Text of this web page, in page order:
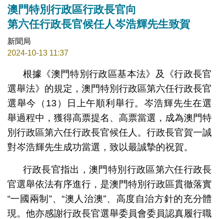
澳門特別行政區行政長官向
第六任行政長官候任人岑浩輝先生致賀
新聞局
2024-10-13 11:37
根據《澳門特別行政區基本法》及《行政長官
選舉法》的規定，澳門特別行政區第六任行政長官
選舉今（13）日上午順利舉行。岑浩輝先生在選
舉過程中，獲得高票提名、高票當選，成為澳門特
別行政區第六任行政長官候任人。行政長官賀一誠
對岑浩輝先生成功當選，致以最誠摯的祝賀。
行政長官指出，澳門特別行政區第六任行政長
官選舉依法有序進行，是澳門特別行政區貫徹落實
“一國兩制”、“澳人治澳”、高度自治方針的充分體
現。他亦感謝行政長官選舉委員會委員認真履行職